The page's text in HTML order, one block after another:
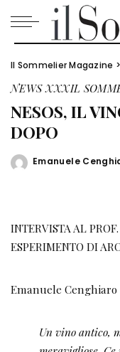
Il Sommelier Magazine
NEWS XXXIL
NESOS, IL
DOPO
Posted
Emanuele
INTERVISTA AL
ESPERIMENTO DI
Emanuele Cenghiaro
Un vino antico,